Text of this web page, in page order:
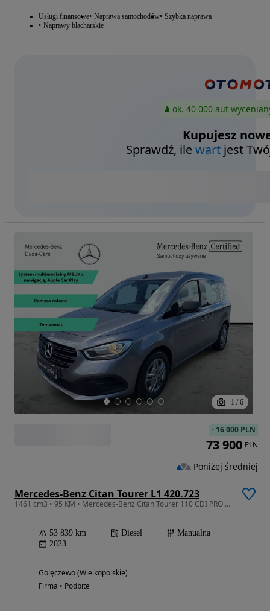
Usługi finansowe Naprawa samochodów Szybka naprawa
Naprawy blacharskie
ok. 40 000 aut
Kupujesz
Sprawdź, ilewart jest
1 / 6
Mercedes-Benz Citan Tourer L1 420.723
1461 cm3 • 95 KM • Mercedes-Benz Citan Tourer 110 CDI PRO Duda-Cars
53 839 km Diesel
Manualna
2023
Golęczewo (Wielkopolskie)
Firma • Podbite
- 16 000 PLN
73 900 PLN
Poniżej średniej